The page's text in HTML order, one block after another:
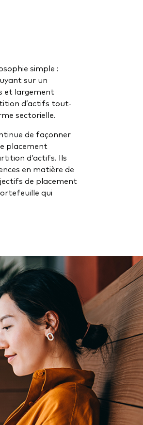
simple :
sur un
et largement
d’actifs tout-
sectorielle.
de façonner
placement
d’actifs. Ils
en matière de
de placement
qui